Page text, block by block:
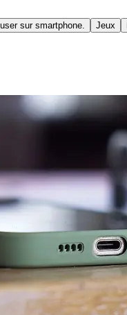
sur smartphone. Jeux